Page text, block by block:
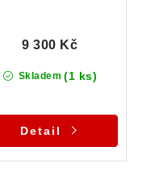
Skladem (1 ks)
9 300 Kč
Detail